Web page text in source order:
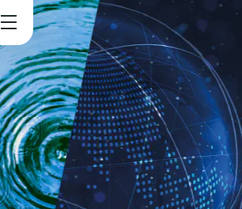
this box, I agree to theprivacy terms